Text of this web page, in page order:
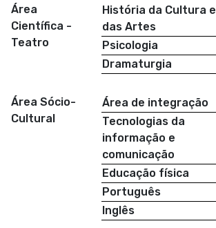
Área
Científica -
Teatro
História da Cultura e
das Artes
Psicologia
Dramaturgia
Área Sócio-
Cultural
Área de integração
Tecnologias da
informação e
comunicação
Educação física
Português
Inglês